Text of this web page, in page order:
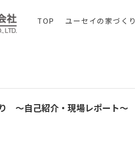
TOP ユーセイの家づくり
～自己紹介・現場レポート～